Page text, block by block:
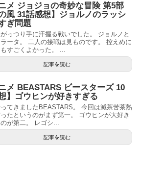
ニメ ジョジョの奇妙な冒険 第5部
風 31話感想】ジョルノのラッシ
ぎ問題
っつり手に汗握る戦いでした。 ジョルノと
ータ。 二人の接戦は見ものです。 控えめに
すごくよかった。 ...
記事を読む
ニメ BEASTARS ビースターズ 10
】ゴウヒンが好きすぎる
てきましたBEASTARS。 今回は滅茶苦茶熱
たというのがまず第一。 ゴウヒンが大好き
が第二。 レゴシ...
記事を読む